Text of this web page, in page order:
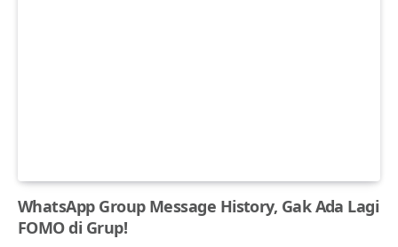
WhatsApp Group Message History, Gak Ada Lagi
FOMO di Grup!